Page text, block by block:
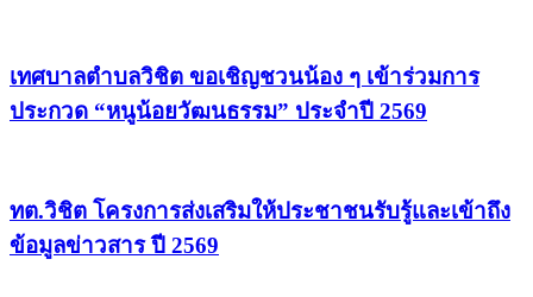
เทศบาลตำบลวิชิต ขอเชิญชวนน้อง ๆ เข้าร่วมการ
ประกวด “หนูน้อยวัฒนธรรม” ประจำปี 2569
ทต.วิชิต โครงการส่งเสริมให้ประชาชนรับรู้และเข้าถึง
ข้อมูลข่าวสาร ปี 2569